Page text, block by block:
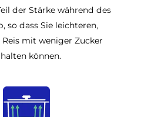
der Stärke während des
so dass Sie leichteren,
mit weniger Zucker
können.